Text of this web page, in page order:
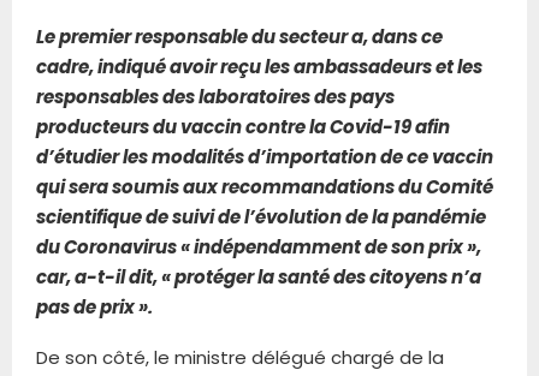
Le premier responsable du secteur a, dans ce
cadre, indiqué avoir reçu les ambassadeurs et les
responsables des laboratoires des pays
producteurs du vaccin contre la Covid-19 afin
d’étudier les modalités d’importation de ce vaccin
qui sera soumis aux recommandations du Comité
scientifique de suivi de l’évolution de la pandémie
du Coronavirus « indépendamment de son prix »,
car, a-t-il dit, « protéger la santé des citoyens n’a
pas de prix ».
De son côté, le ministre délégué chargé de la